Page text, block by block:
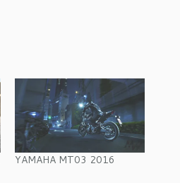
YAMAHA MT03 2016